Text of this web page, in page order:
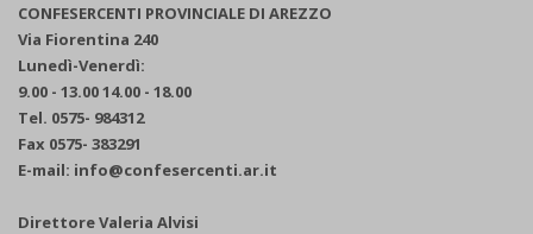
CONFESERCENTI PROVINCIALE DI AREZZO
Via Fiorentina 240
Lunedì-Venerdì:
9.00 - 13.00 14.00 - 18.00
Tel. 0575- 984312
Fax 0575- 383291
E-mail: info@confesercenti.ar.it
Direttore Valeria Alvisi